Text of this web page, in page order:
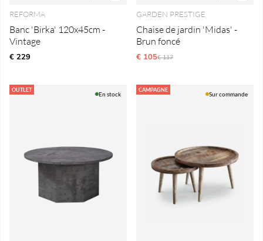
REFORMA
Banc 'Birka' 120x45cm -
Vintage
€ 229
GARDEN PRESTIGE
Chaise de jardin 'Midas' -
Brun foncé
€ 105Prix régulier:
€ 117
OUTLET
En stock
CAMPAGNE
Sur commande